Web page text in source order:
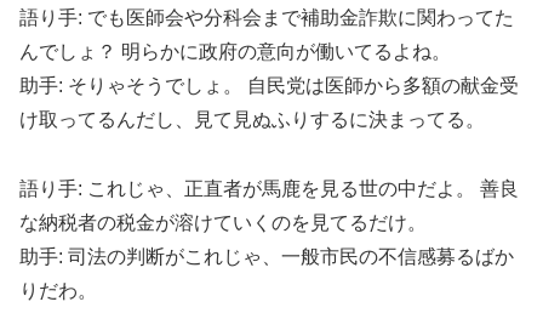
語り手: でも医師会や分科会まで補助金詐欺に関わってた
んでしょ？ 明らかに政府の意向が働いてるよね。
助手: そりゃそうでしょ。 自民党は医師から多額の献金受
け取ってるんだし、見て見ぬふりするに決まってる。
語り手: これじゃ、正直者が馬鹿を見る世の中だよ。 善良
な納税者の税金が溶けていくのを見てるだけ。
助手: 司法の判断がこれじゃ、一般市民の不信感募るばか
りだわ。